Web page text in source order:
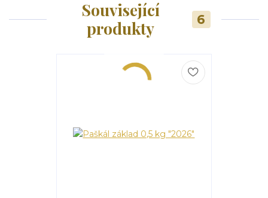
Související
produkty
6